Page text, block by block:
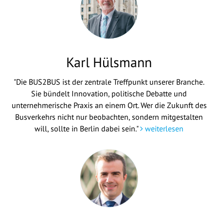
Karl Hülsmann
"Die BUS2BUS ist der zentrale Treffpunkt unserer Branche.
Sie bündelt Innovation, politische Debatte und
unternehmerische Praxis an einem Ort. Wer die Zukunft des
Busverkehrs nicht nur beobachten, sondern mitgestalten
will, sollte in Berlin dabei sein."
weiterlesen